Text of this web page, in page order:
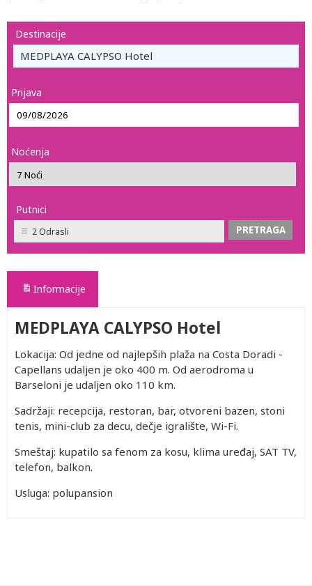
Destinacije
MEDPLAYA CALYPSO Hotel
Prijava
Noćenja
Putnici
2 Odrasli
Informacije
MEDPLAYA CALYPSO Hotel
Lokacija: Od jedne od najlepših plaža na Costa Doradi -
Capellans udaljen je oko 400 m. Od aerodroma u
Barseloni je udaljen oko 110 km.
Sadržaji: recepcija, restoran, bar, otvoreni bazen, stoni
tenis, mini-club za decu, dečje igralište, Wi-Fi.
Smeštaj: kupatilo sa fenom za kosu, klima uređaj, SАТ TV,
telefon, balkon.
Usluga: polupansion